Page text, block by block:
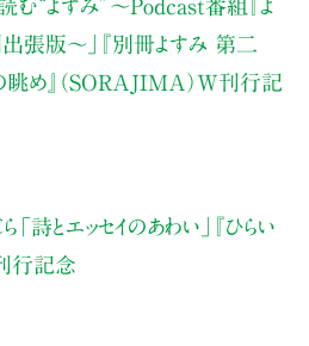
む“よすみ” 〜Podcast番組『よ
張版〜」
『別冊よすみ 第二
の眺め』（SORAJIMA）W刊行記
「詩とエッセイのあわい」
『ひらい
行記念